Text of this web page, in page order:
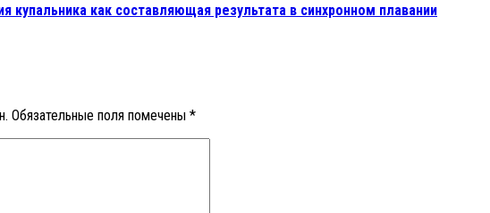
купальника как составляющая результата в синхронном плавании
Обязательные поля помечены *